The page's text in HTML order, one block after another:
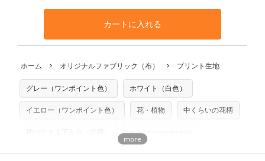
※カットを希望の方は備考欄に「50cmずつカット希望」など
ご記載ください（50cm単位でのカットのみ）
プリント布の仕様について もっと詳しく見る
生地見本サンプル（無料）を購入する
となります。
※万が一、検品時に不備が見つかった場合は、4～5営業日後
※土日祝は営業日に含まれません。
※配送日のご指定は承れません。出来上がり次第、順次発送
や用尺をお間違えのないようお願いします。思っていた色味
と違う、などの理由での返品は承れません。予めご了承くだ
利用いただけます。「nunocoto fabric使用」といった記載
も不要です。（製品化した際に起こる全ての問題、クレーム
いませんのでご了承ください）
※有料型紙（ホームソーイング型紙シリーズ）および柄がえ
らべるキットに付属された型紙は商用利用できませんのでご
注意ください。型紙自体の転用・販売および型紙を使用して
商用利用についての詳細はこちら
カートに入れる
ホーム オリジナルファブリック（布） プリント生地
グレー（ワンポイント色） ホワイト（白色）
イエロー（ワンポイント色） 花・植物 中くらいの花柄
mayumi materiaali